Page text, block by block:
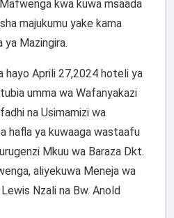
kwa kuwa msaada
majukumu yake kama
ya Mazingira.
hayo Aprili 27,2024 hoteli ya
umma wa Wafanyakazi
na Usimamizi wa
hafla ya kuwaaga wastaafu
Mkuu wa Baraza Dkt.
aliyekuwa Meneja wa
Nzali na Bw. Anold